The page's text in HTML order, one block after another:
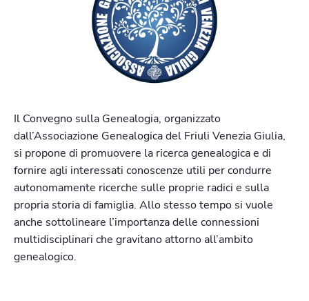
Il Convegno sulla Genealogia, organizzato
dall’Associazione Genealogica del Friuli Venezia Giulia,
si propone di promuovere la ricerca genealogica e di
fornire agli interessati conoscenze utili per condurre
autonomamente ricerche sulle proprie radici e sulla
propria storia di famiglia. Allo stesso tempo si vuole
anche sottolineare l’importanza delle connessioni
multidisciplinari che gravitano attorno all’ambito
genealogico.